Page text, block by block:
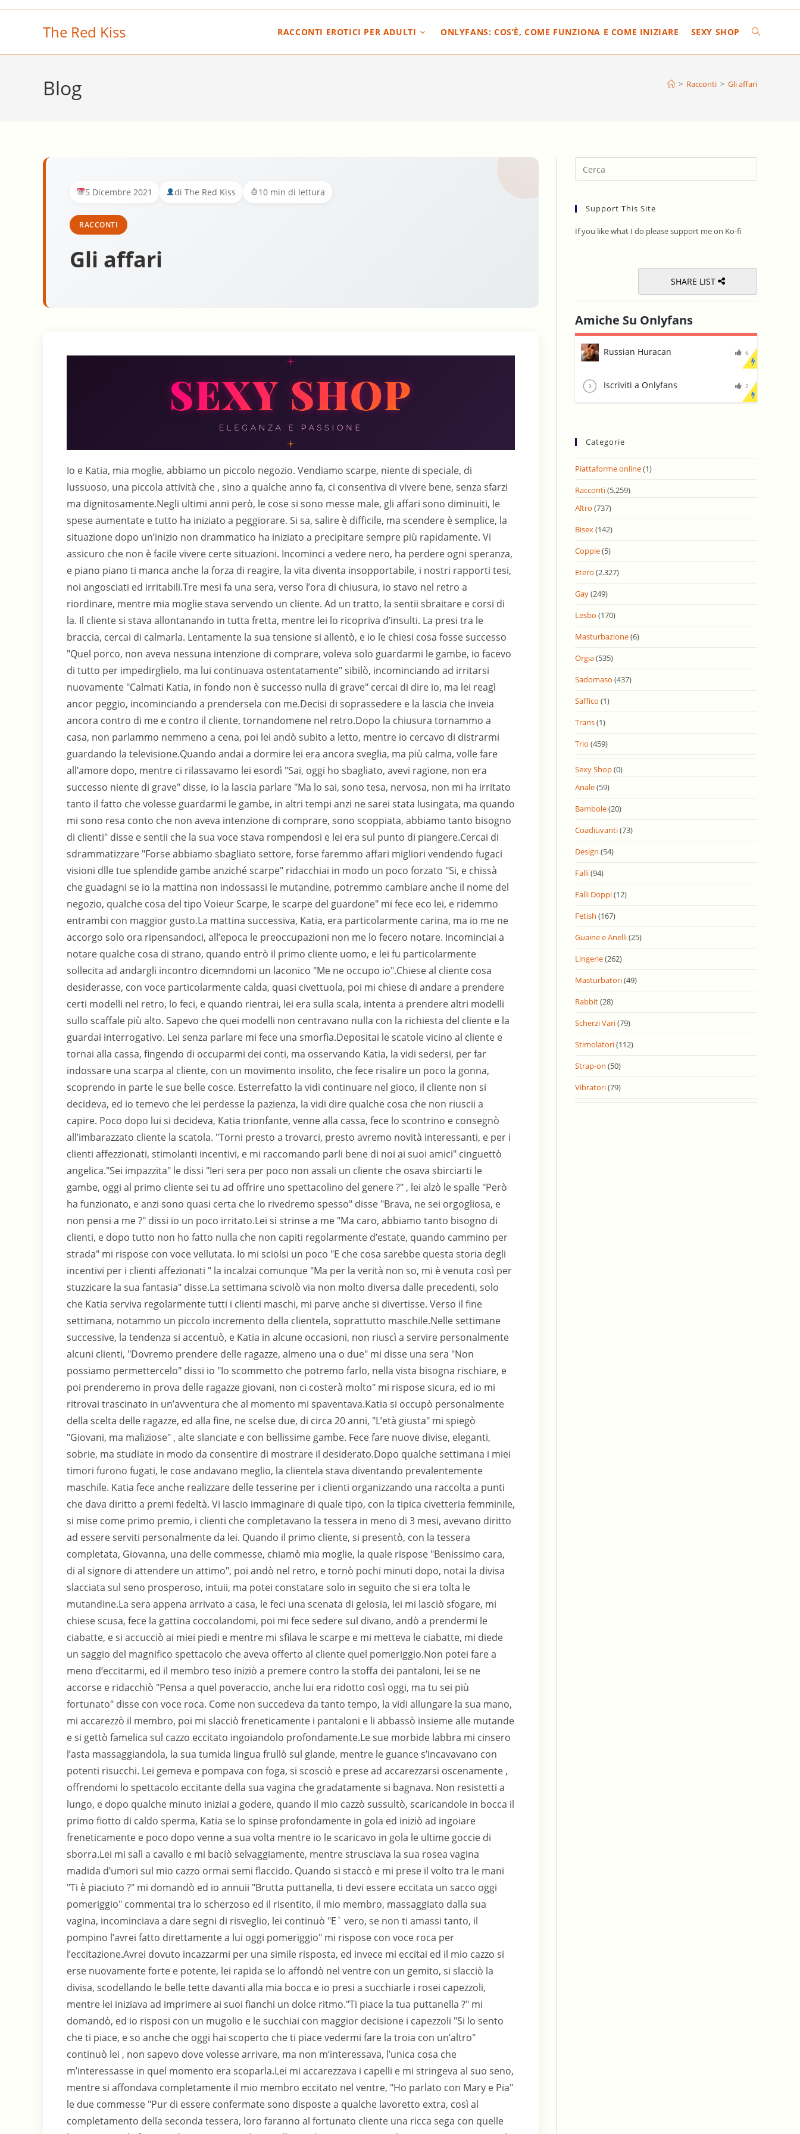
Salta
The Red Kiss RACCONTI EROTICI PER ADULTI ONLYFANS: COS’È, COME FUNZIONA E COME INIZIARE SEXY SHOP ATTIVA/
Blog > Racconti > Gli affari
5 Dicembre 2021 di The Red Kiss 10 min di lettura
RACCONTI
Gli affari
Io e Katia, mia moglie, abbiamo un piccolo negozio. Vendiamo scarpe, niente di speciale, di lussuoso, una piccola attività che , sino a qualche anno fa, ci consentiva di vivere bene, senza sfarzi ma dignitosamente.Negli ultimi anni però, le cose si sono messe male, gli affari sono diminuiti, le spese aumentate e tutto ha iniziato a peggiorare. Si sa, salire è difficile, ma scendere è semplice, la situazione dopo un’inizio non drammatico ha iniziato a precipitare sempre più rapidamente. Vi assicuro che non è facile vivere certe situazioni. Incominci a vedere nero, ha perdere ogni speranza, e piano piano ti manca anche la forza di reagire, la vita diventa insopportabile, i nostri rapporti tesi, noi angosciati ed irritabili.Tre mesi fa una sera, verso l’ora di chiusura, io stavo nel retro a riordinare, mentre mia moglie stava servendo un cliente. Ad un tratto, la sentii sbraitare e corsi di la. Il cliente si stava allontanando in tutta fretta, mentre lei lo ricopriva d’insulti. La presi tra le braccia, cercai di calmarla. Lentamente la sua tensione si allentò, e io le chiesi cosa fosse successo "Quel porco, non aveva nessuna intenzione di comprare, voleva solo guardarmi le gambe, io facevo di tutto per impedirglielo, ma lui continuava ostentatamente" sibilò, incominciando ad irritarsi nuovamente "Calmati Katia, in fondo non è successo nulla di grave" cercai di dire io, ma lei reagì ancor peggio, incominciando a prendersela con me.Decisi di soprassedere e la lascia che inveia ancora contro di me e contro il cliente, tornandomene nel retro.Dopo la chiusura tornammo a casa, non parlammo nemmeno a cena, poi lei andò subito a letto, mentre io cercavo di distrarmi guardando la televisione.Quando andai a dormire lei era ancora sveglia, ma più calma, volle fare all’amore dopo, mentre ci rilassavamo lei esordì "Sai, oggi ho sbagliato, avevi ragione, non era successo niente di grave" disse, io la lascia parlare "Ma lo sai, sono tesa, nervosa, non mi ha irritato tanto il fatto che volesse guardarmi le gambe, in altri tempi anzi ne sarei stata lusingata, ma quando mi sono resa conto che non aveva intenzione di comprare, sono scoppiata, abbiamo tanto bisogno di clienti" disse e sentii che la sua voce stava rompendosi e lei era sul punto di piangere.Cercai di sdrammatizzare "Forse abbiamo sbagliato settore, forse faremmo affari migliori vendendo fugaci visioni dlle tue splendide gambe anziché scarpe" ridacchiai in modo un poco forzato "Si, e chissà che guadagni se io la mattina non indossassi le mutandine, potremmo cambiare anche il nome del negozio, qualche cosa del tipo Voieur Scarpe, le scarpe del guardone" mi fece eco lei, e ridemmo entrambi con maggior gusto.La mattina successiva, Katia, era particolarmente carina, ma io me ne accorgo solo ora ripensandoci, all’epoca le preoccupazioni non me lo fecero notare. Incominciai a notare qualche cosa di strano, quando entrò il primo cliente uomo, e lei fu particolarmente sollecita ad andargli incontro dicemndomi un laconico "Me ne occupo io".Chiese al cliente cosa desiderasse, con voce particolarmente calda, quasi civettuola, poi mi chiese di andare a prendere certi modelli nel retro, lo feci, e quando rientrai, lei era sulla scala, intenta a prendere altri modelli sullo scaffale più alto. Sapevo che quei modelli non centravano nulla con la richiesta del cliente e la guardai interrogativo. Lei senza parlare mi fece una smorfia.Depositai le scatole vicino al cliente e tornai alla cassa, fingendo di occuparmi dei conti, ma osservando Katia, la vidi sedersi, per far indossare una scarpa al cliente, con un movimento insolito, che fece risalire un poco la gonna, scoprendo in parte le sue belle cosce. Esterrefatto la vidi continuare nel gioco, il cliente non si decideva, ed io temevo che lei perdesse la pazienza, la vidi dire qualche cosa che non riuscii a capire. Poco dopo lui si decideva, Katia trionfante, venne alla cassa, fece lo scontrino e consegnò all’imbarazzato cliente la scatola. "Torni presto a trovarci, presto avremo novità interessanti, e per i clienti affezzionati, stimolanti incentivi, e mi raccomando parli bene di noi ai suoi amici" cinguettò angelica."Sei impazzita" le dissi "Ieri sera per poco non assali un cliente che osava sbirciarti le gambe, oggi al primo cliente sei tu ad offrire uno spettacolino del genere ?" , lei alzò le spalle "Però ha funzionato, e anzi sono quasi certa che lo rivedremo spesso" disse "Brava, ne sei orgogliosa, e non pensi a me ?" dissi io un poco irritato.Lei si strinse a me "Ma caro, abbiamo tanto bisogno di clienti, e dopo tutto non ho fatto nulla che non capiti regolarmente d’estate, quando cammino per strada" mi rispose con voce vellutata. Io mi sciolsi un poco "E che cosa sarebbe questa storia degli incentivi per i clienti affezionati " la incalzai comunque "Ma per la verità non so, mi è venuta così per stuzzicare la sua fantasia" disse.La settimana scivolò via non molto diversa dalle precedenti, solo che Katia serviva regolarmente tutti i clienti maschi, mi parve anche si divertisse. Verso il fine settimana, notammo un piccolo incremento della clientela, soprattutto maschile.Nelle settimane successive, la tendenza si accentuò, e Katia in alcune occasioni, non riuscì a servire personalmente alcuni clienti, "Dovremo prendere delle ragazze, almeno una o due" mi disse una sera "Non possiamo permettercelo" dissi io "Io scommetto che potremo farlo, nella vista bisogna rischiare, e poi prenderemo in prova delle ragazze giovani, non ci costerà molto" mi rispose sicura, ed io mi ritrovai trascinato in un’avventura che al momento mi spaventava.Katia si occupò personalmente della scelta delle ragazze, ed alla fine, ne scelse due, di circa 20 anni, "L’età giusta" mi spiegò "Giovani, ma maliziose" , alte slanciate e con bellissime gambe. Fece fare nuove divise, eleganti, sobrie, ma studiate in modo da consentire di mostrare il desiderato.Dopo qualche settimana i miei timori furono fugati, le cose andavano meglio, la clientela stava diventando prevalentemente maschile. Katia fece anche realizzare delle tesserine per i clienti organizzando una raccolta a punti che dava diritto a premi fedeltà. Vi lascio immaginare di quale tipo, con la tipica civetteria femminile, si mise come primo premio, i clienti che completavano la tessera in meno di 3 mesi, avevano diritto ad essere serviti personalmente da lei. Quando il primo cliente, si presentò, con la tessera completata, Giovanna, una delle commesse, chiamò mia moglie, la quale rispose "Benissimo cara, di al signore di attendere un attimo", poi andò nel retro, e tornò pochi minuti dopo, notai la divisa slacciata sul seno prosperoso, intuii, ma potei constatare solo in seguito che si era tolta le mutandine.La sera appena arrivato a casa, le feci una scenata di gelosia, lei mi lasciò sfogare, mi chiese scusa, fece la gattina coccolandomi, poi mi fece sedere sul divano, andò a prendermi le ciabatte, e si accucciò ai miei piedi e mentre mi sfilava le scarpe e mi metteva le ciabatte, mi diede un saggio del magnifico spettacolo che aveva offerto al cliente quel pomeriggio.Non potei fare a meno d’eccitarmi, ed il membro teso iniziò a premere contro la stoffa dei pantaloni, lei se ne accorse e ridacchiò "Pensa a quel poveraccio, anche lui era ridotto così oggi, ma tu sei più fortunato" disse con voce roca. Come non succedeva da tanto tempo, la vidi allungare la sua mano, mi accarezzò il membro, poi mi slacciò freneticamente i pantaloni e li abbassò insieme alle mutande e si gettò famelica sul cazzo eccitato ingoiandolo profondamente.Le sue morbide labbra mi cinsero l’asta massaggiandola, la sua tumida lingua frullò sul glande, mentre le guance s’incavavano con potenti risucchi. Lei gemeva e pompava con foga, si scosciò e prese ad accarezzarsi oscenamente , offrendomi lo spettacolo eccitante della sua vagina che gradatamente si bagnava. Non resistetti a lungo, e dopo qualche minuto iniziai a godere, quando il mio cazzò sussultò, scaricandole in bocca il primo fiotto di caldo sperma, Katia se lo spinse profondamente in gola ed iniziò ad ingoiare freneticamente e poco dopo venne a sua volta mentre io le scaricavo in gola le ultime goccie di sborra.Lei mi salì a cavallo e mi baciò selvaggiamente, mentre strusciava la sua rosea vagina madida d’umori sul mio cazzo ormai semi flaccido. Quando si staccò e mi prese il volto tra le mani "Ti è piaciuto ?" mi domandò ed io annuii "Brutta puttanella, ti devi essere eccitata un sacco oggi pomeriggio" commentai tra lo scherzoso ed il risentito, il mio membro, massaggiato dalla sua vagina, incominciava a dare segni di risveglio, lei continuò "E` vero, se non ti amassi tanto, il pompino l’avrei fatto direttamente a lui oggi pomeriggio" mi rispose con voce roca per l’eccitazione.Avrei dovuto incazzarmi per una simile risposta, ed invece mi eccitai ed il mio cazzo si erse nuovamente forte e potente, lei rapida se lo affondò nel ventre con un gemito, si slacciò la divisa, scodellando le belle tette davanti alla mia bocca e io presi a succhiarle i rosei capezzoli, mentre lei iniziava ad imprimere ai suoi fianchi un dolce ritmo."Ti piace la tua puttanella ?" mi domandò, ed io risposi con un mugolio e le succhiai con maggior decisione i capezzoli "Si lo sento che ti piace, e so anche che oggi hai scoperto che ti piace vedermi fare la troia con un’altro" continuò lei , non sapevo dove volesse arrivare, ma non m’interessava, l’unica cosa che m’interessasse in quel momento era scoparla.Lei mi accarezzava i capelli e mi stringeva al suo seno, mentre si affondava completamente il mio membro eccitato nel ventre, "Ho parlato con Mary e Pia" le due commesse "Pur di essere confermate sono disposte a qualche lavoretto extra, così al completamento della seconda tessera, loro faranno al fortunato cliente una ricca sega con quelle loro manine da fata" mi disse sussurrandomi nell’orecchio, mi eccitata, ed incomincia a muovere il mio pube, unendomi a lei nei movimenti dell’amplesso lei, continuò "Vor
Escape
Support This Site
If you like what I do please support me on Ko-fi
SHARE LIST
Amiche Su Onlyfans
Russian Huracan 6
Iscriviti a Onlyfans 2
Categorie
Piattaforme online(1)
Racconti(5.259)
Altro (737)
Bisex(142)
Coppie(5)
Etero (2.327)
Gay(249)
Lesbo (170)
Masturbazione(6)
Orgia(535)
Sadomaso (437)
Saffico (1)
Trans(1)
Trio (459)
Sexy Shop(0)
Anale(59)
Bambole(20)
Coadiuvanti(73)
Design (54)
Falli(94)
Falli Doppi(12)
Fetish (167)
Guaine e Anelli(25)
Lingerie(262)
Masturbatori(49)
Rabbit(28)
Scherzi Vari(79)
Stimolatori(112)
Strap-on (50)
Vibratori(79)